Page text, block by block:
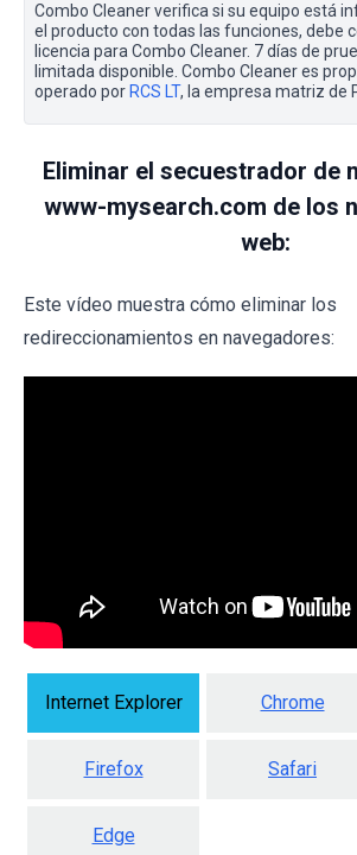
Combo Cleaner verifica si su equipo está
el producto con todas las funciones, debe
licencia para Combo Cleaner. 7 días de
limitada disponible. Combo Cleaner es
operado por RCS LT, la empresa matriz de
Eliminar el secuestrador de
www-mysearch.com de los
web:
Este vídeo muestra cómo eliminar los
redireccionamientos en navegadores:
Internet Explorer Chrome
Firefox Safari
Edge